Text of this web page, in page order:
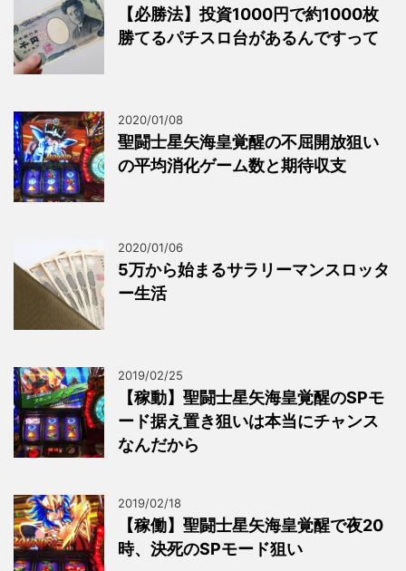
【必勝法】投資1000円で約1000枚
勝てるパチスロ台があるんですって
2020/01/08
聖闘士星矢海皇覚醒の不屈開放狙い
の平均消化ゲーム数と期待収支
2020/01/06
5万から始まるサラリーマンスロッタ
ー生活
2019/02/25
【稼動】聖闘士星矢海皇覚醒のSPモ
ード据え置き狙いは本当にチャンス
なんだから
2019/02/18
【稼働】聖闘士星矢海皇覚醒で夜20
時、決死のSPモード狙い